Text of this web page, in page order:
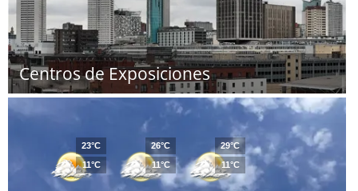
Centros de Exposiciones
23°C
11°C
26°C
11°C
29°C
11°C